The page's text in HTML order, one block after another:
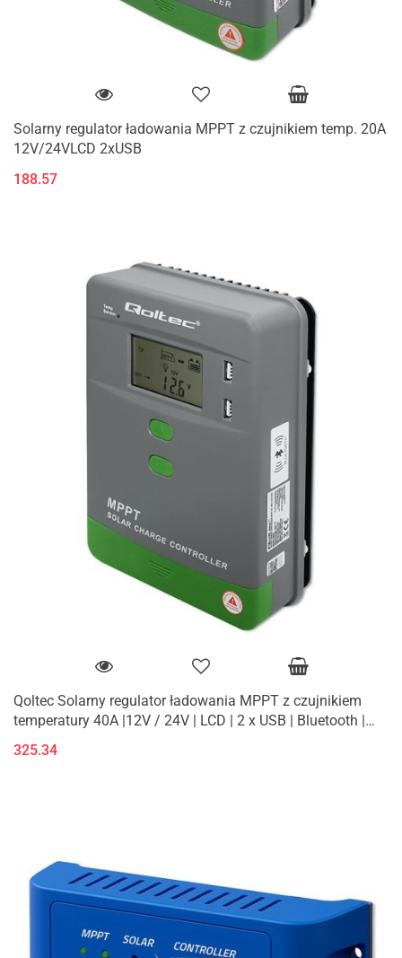
Solarny regulator ładowania MPPT z czujnikiem temp. 20A
12V/24VLCD 2xUSB
188.57
Qoltec Solarny regulator ładowania MPPT z czujnikiem
temperatury 40A |12V / 24V | LCD | 2 x USB | Bluetooth |
325.34